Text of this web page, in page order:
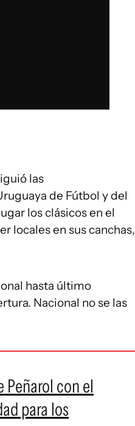
las
de Fútbol y del
los clásicos en el
locales en sus canchas,
hasta último
Nacional no se las
Peñarol con el
para los